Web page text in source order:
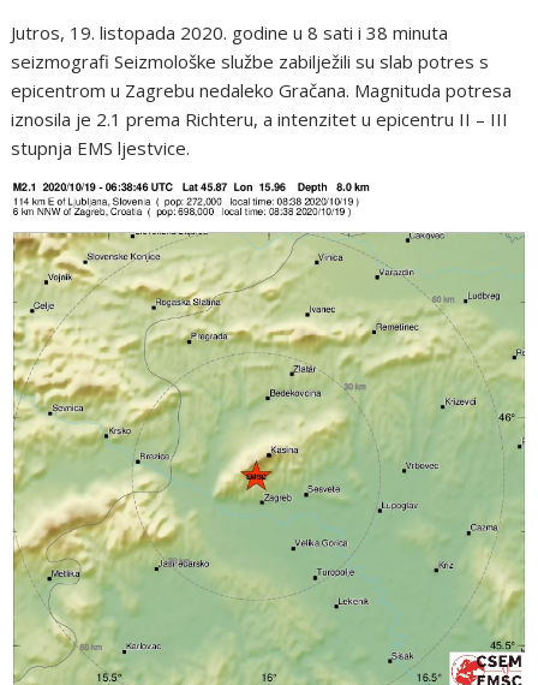
Jutros, 19. listopada 2020. godine u 8 sati i 38 minuta
seizmografi Seizmološke službe zabilježili su slab potres s
epicentrom u Zagrebu nedaleko Gračana. Magnituda potresa
iznosila je 2.1 prema Richteru, a intenzitet u epicentru II – III
stupnja EMS ljestvice.